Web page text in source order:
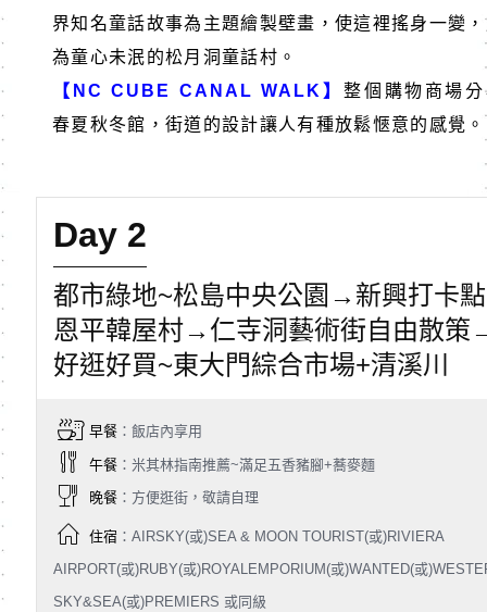
界知名童話故事為主題繪製壁畫，使這裡搖身一變
為童心未泯的松月洞童話村。
【NC CUBE CANAL WALK】整個購物商場
春夏秋冬館，街道的設計讓人有種放鬆愜意的感覺。
Day 2
都市綠地~松島中央公園→新興打卡
恩平韓屋村→仁寺洞藝術街自由散策
好逛好買~東大門綜合市場+清溪川
早餐：飯店內享用
午餐：米其林指南推薦~滿足五香豬腳+蕎麥麵
晚餐：方便逛街，敬請自理
住宿：AIRSKY(或)SEA & MOON TOURIST(或)RIVIERA
AIRPORT(或)RUBY(或)ROYALEMPORIUM(或)WANTED(或
SKY&SEA(或)PREMIERS 或同級